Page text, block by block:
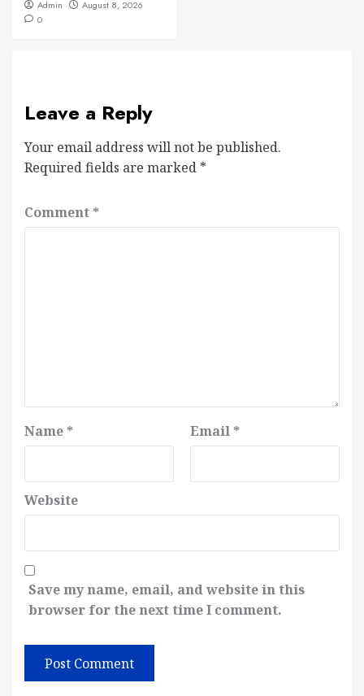
Admin
August 8, 2026
0
Leave a Reply
Your email address will not be published.
Required fields are marked *
Comment *
Name * Email *
Website
Save my name, email, and website in this
browser for the next time I comment.